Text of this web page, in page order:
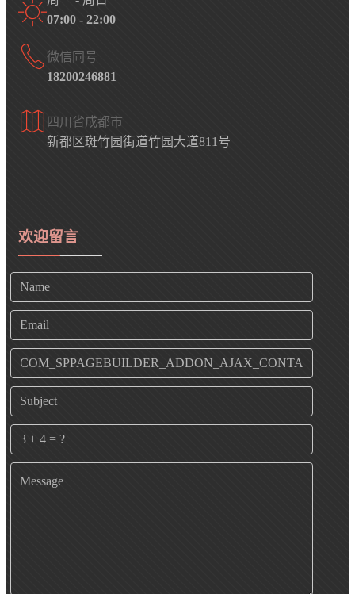
07:00 - 22:00
微信同号
18200246881
四川省成都市
新都区斑竹园街道竹园大道811号
欢迎留言